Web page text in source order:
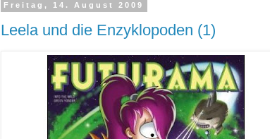
Freitag, 14. August 2009
Leela und die Enzyklopoden (1)